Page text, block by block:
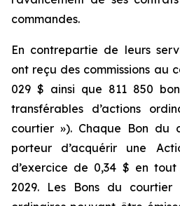
commandes.
En contrepartie de leurs
ont reçu des commissions au
029 $ ainsi que 811 850
transférables d’actions
courtier »). Chaque Bon du
porteur d’acquérir une
d’exercice de 0,34 $ en tout
2029. Les Bons du courtier